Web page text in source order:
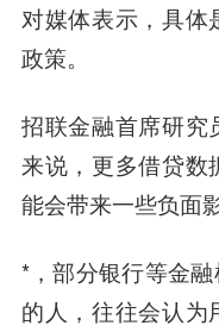
对媒体表示，具体
政策。
招联金融首席研究
来说，更多借贷数
能会带来一些负面影
*，部分银行等金
的人，往往会认为